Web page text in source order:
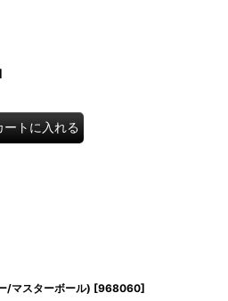
ートに入れる
/マスターボール) [968060]